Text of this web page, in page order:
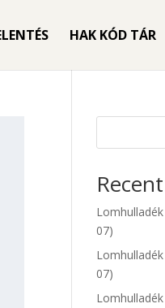
HAK KÓD TÁR
07)
07)